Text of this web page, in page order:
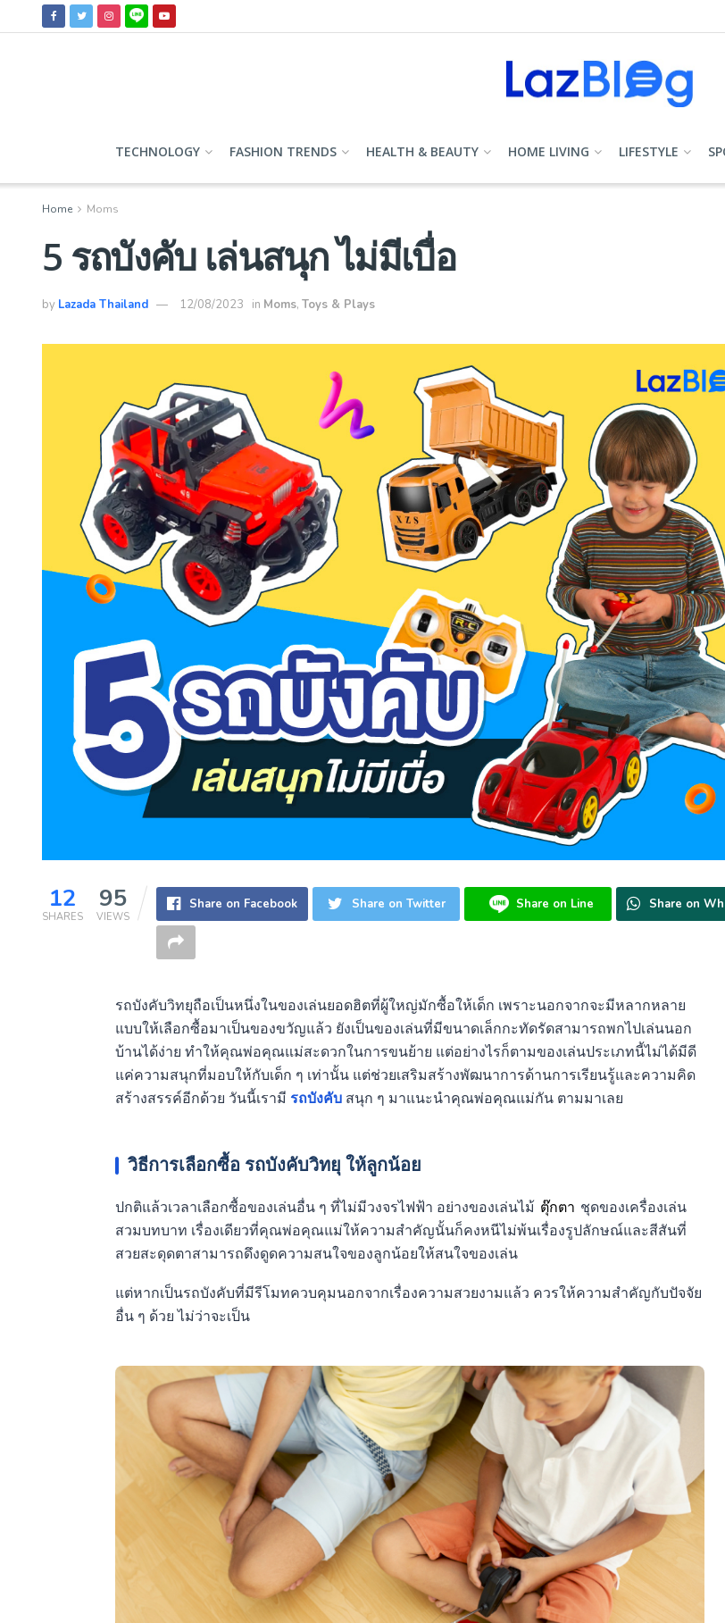
TECHNOLOGY FASHION TRENDS HEALTH & BEAUTY HOME LIVING LIFESTYLE
Home Moms
5 รถบังคับ เล่นสนุก ไม่มีเบื่อ
by Lazada Thailand 12/08/2023 in Moms, Toys & Plays
12
SHARES
95
VIEWS
Share on Facebook Share on Twitter Share on Line Share on
รถบังคับวิทยุถือเป็นหนึ่งในของเล่นยอดฮิตที่ผู้ใหญ่มักซื้อให้เด็ก เพราะนอกจากจะมีหลากหลาย
แบบให้เลือกซื้อมาเป็นของขวัญแล้ว ยังเป็นของเล่นที่มีขนาดเล็กกะทัดรัดสามารถพกไปเล่นนอก
บ้านได้ง่าย ทำให้คุณพ่อคุณแม่สะดวกในการขนย้าย แต่อย่างไรก็ตามของเล่นประเภทนี้ไม่ได้มีดี
แค่ความสนุกที่มอบให้กับเด็ก ๆ เท่านั้น แต่ช่วยเสริมสร้างพัฒนาการด้านการเรียนรู้และความคิด
สร้างสรรค์อีกด้วย วันนี้เรามี รถบังคับสนุก ๆ มาแนะนำคุณพ่อคุณแม่กัน ตามมาเลย
วิธีการเลือกซื้อ รถบังคับวิทยุ ให้ลูกน้อย
ปกติแล้วเวลาเลือกซื้อของเล่นอื่น ๆ ที่ไม่มีวงจรไฟฟ้า อย่างของเล่นไม้ ตุ๊กตา ชุดของเครื่องเล่น
สวมบทบาท เรื่องเดียวที่คุณพ่อคุณแม่ให้ความสำคัญนั้นก็คงหนีไม่พ้นเรื่องรูปลักษณ์และสีสันที่
สวยสะดุดตาสามารถดึงดูดความสนใจของลูกน้อยให้สนใจของเล่น
แต่หากเป็นรถบังคับที่มีรีโมทควบคุมนอกจากเรื่องความสวยงามแล้ว ควรให้ความสำคัญกับปัจจัย
อื่น ๆ ด้วย ไม่ว่าจะเป็น